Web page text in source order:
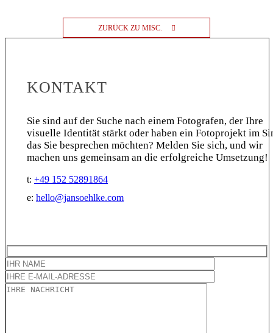
ZURÜCK ZU MISC.
KONTAKT
Sie sind auf der Suche nach einem Fotografen, der Ihre
visuelle Identität stärkt oder haben ein Fotoprojekt im
das Sie besprechen möchten? Melden Sie sich, und wir
machen uns gemeinsam an die erfolgreiche Umsetzung!
t: +49 152 52891864
e: hello@jansoehlke.com